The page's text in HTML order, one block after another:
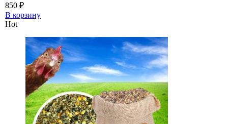
850 ₽
В корзину
Hot